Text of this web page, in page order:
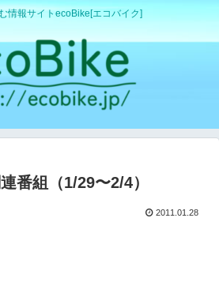
情報サイトecoBike[エコバイク]
番組（1/29〜2/4）
2011.01.28